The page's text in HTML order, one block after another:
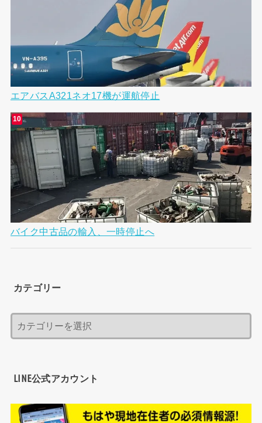
エアバスA321ネオ17機が運航停止
バイク中古品の輸入、一時停止へ
カテゴリー
LINE公式アカウント